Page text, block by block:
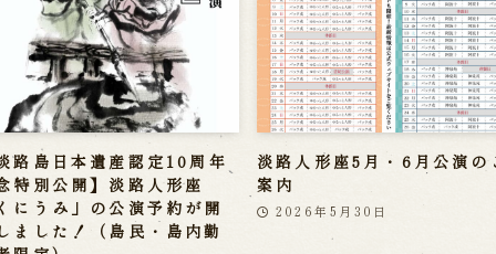
路島日本遺産認定10周年
特別公開】淡路人形座
にうみ」の公演予約が開
ました！（島民・島内勤
淡路人形座5月・6月公演の
案内
2026年5月30日